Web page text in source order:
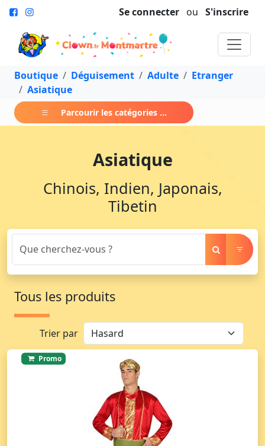
Se connecter ou S'inscrire
Boutique Déguisement Adulte
Etranger
Asiatique
Parcourir les catégories ...
Asiatique
Chinois, Indien, Japonais,
Tibetin
Tous les produits
Trier par
Promo